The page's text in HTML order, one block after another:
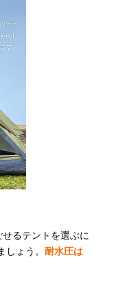
るテントを選ぶに
ょう。 耐水圧は